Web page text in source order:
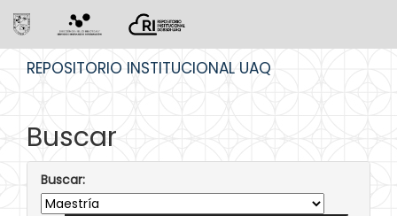
REPOSITORIO INSTITUCIONAL UAQ
Buscar
Buscar: